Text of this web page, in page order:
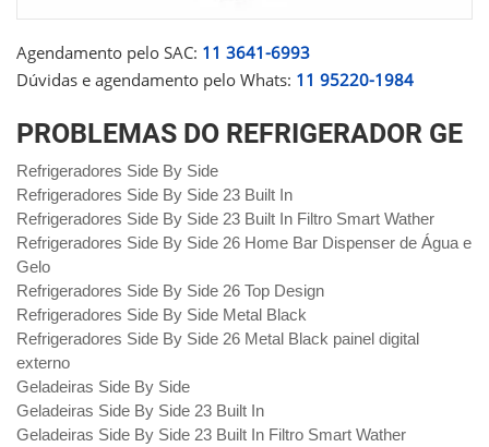
Agendamento pelo SAC: 11 3641-6993
Dúvidas e agendamento pelo Whats: 11 95220-1984
PROBLEMAS DO REFRIGERADOR GE
Refrigeradores Side By Side
Refrigeradores Side By Side 23 Built In
Refrigeradores Side By Side 23 Built In Filtro Smart Wather
Refrigeradores Side By Side 26 Home Bar Dispenser de Água e
Gelo
Refrigeradores Side By Side 26 Top Design
Refrigeradores Side By Side Metal Black
Refrigeradores Side By Side 26 Metal Black painel digital
externo
Geladeiras Side By Side
Geladeiras Side By Side 23 Built In
Geladeiras Side By Side 23 Built In Filtro Smart Wather